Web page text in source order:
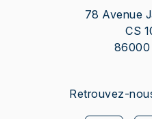
78 Avenue
CS
86000
Retrouvez-